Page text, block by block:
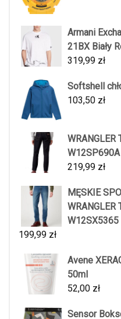
Armani
21BX Biały
319,99 zł
Softshell
103,50 zł
WRANGLER
W12SP690A
219,99 zł
MĘSKIE
WRANGLER
W12SX5365
199,99 zł
Avene
50ml
52,00 zł
Sensor